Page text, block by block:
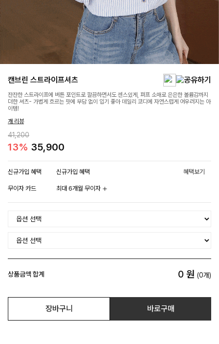
캔브린 스트라이프셔츠
잔잔한 스트라이프에 버튼 포인트로 깔끔하면서도 센스있게, 퍼프 소매로 은은한 볼륨감까지
더한 셔츠- 가볍게 흐르는 핏에 부담 없이 입기 좋아 데일리 코디에 자연스럽게 어우러지는 아
이템!
개 리뷰
41,200
13% 35,900
신규가입 혜택 신규가입 혜택 혜택보기
무이자 카드 최대 6개월 무이자
상품금액 합계 0 원 (0개)
장바구니 바로구매